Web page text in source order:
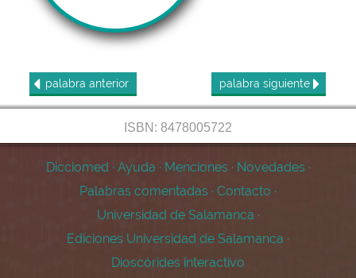
palabra anterior palabra siguiente
ISBN: 8478005722
Dicciomed · Ayuda · Menciones · Novedades ·
Palabras comentadas · Contacto ·
Universidad de Salamanca ·
Ediciones Universidad de Salamanca ·
Dioscórides interactivo